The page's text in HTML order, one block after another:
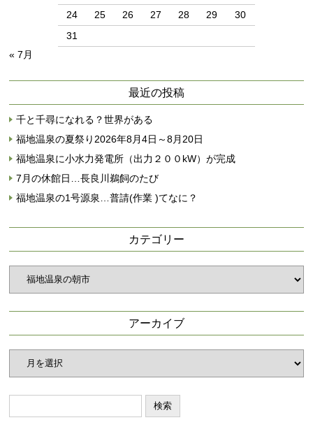
24
25 26 27 28 29
30
31
« 7月
最近の投稿
千と千尋になれる？世界がある
福地温泉の夏祭り2026年8月4日～8月20日
福地温泉に小水力発電所（出力２００kW）が完成
7月の休館日…長良川鵜飼のたび
福地温泉の1号源泉…普請(作業 )てなに？
カテゴリー
カ
リ
アーカイブ
ア
イ